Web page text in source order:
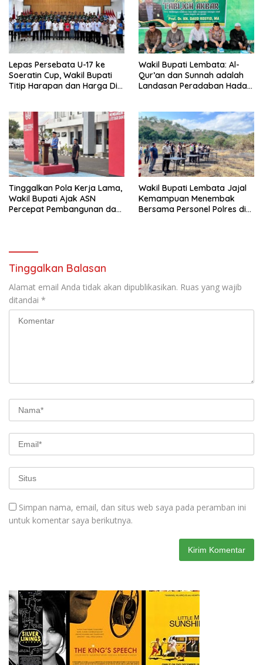
Lepas Persebata U-17 ke
Soeratin Cup, Wakil Bupati
Titip Harapan dan Harga Diri
Wakil Bupati Lembata: Al-
Qur’an dan Sunnah adalah
Landasan Peradaban Hadapi
Tinggalkan Pola Kerja Lama,
Wakil Bupati Ajak ASN
Percepat Pembangunan dan
Wakil Bupati Lembata Jajal
Kemampuan Menembak
Bersama Personel Polres di
Tinggalkan Balasan
Alamat email Anda tidak akan dipublikasikan. Ruas yang wajib
ditandai *
Simpan nama, email, dan situs web saya pada peramban ini
untuk komentar saya berikutnya.